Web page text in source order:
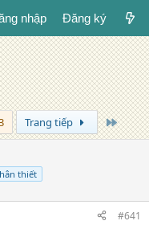
nhập Đăng ký
Trang tiếp Trang
thiết
#641